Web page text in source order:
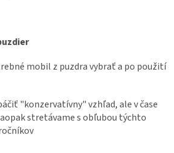
mobil z puzdra vybrať a po použití
"konzervatívny" vzhľad, ale v čase
stretávame s obľubou týchto